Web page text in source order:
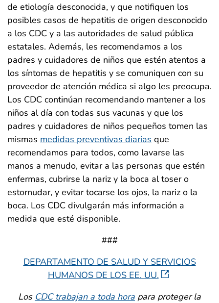
de etiología desconocida, y que notifiquen los
posibles casos de hepatitis de origen desconocido
a los CDC y a las autoridades de salud pública
estatales. Además, les recomendamos a los
padres y cuidadores de niños que estén atentos a
los síntomas de hepatitis y se comuniquen con su
proveedor de atención médica si algo les preocupa.
Los CDC continúan recomendando mantener a los
niños al día con todas sus vacunas y que los
padres y cuidadores de niños pequeños tomen las
mismas medidas preventivas diarias que
recomendamos para todos, como lavarse las
manos a menudo, evitar a las personas que estén
enfermas, cubrirse la nariz y la boca al toser o
estornudar, y evitar tocarse los ojos, la nariz o la
boca. Los CDC divulgarán más información a
medida que esté disponible.
###
DEPARTAMENTO DE SALUD Y SERVICIOS
HUMANOS DE LOS EE. UU.
Los CDC trabajan a toda hora para proteger la